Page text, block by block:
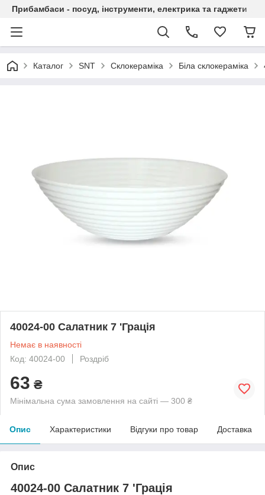
Прибамбаси - посуд, інструменти, електрика та гаджети
Каталог SNT Склокераміка Біла склокераміка
40024-00 Салатник 7 'Грація
Немає в наявності
Код: 40024-00
Роздріб
63 ₴
Мінімальна сума замовлення на сайті — 300 ₴
Опис Характеристики Відгуки про товар Доставка
Опис
40024-00 Салатник 7 'Грація